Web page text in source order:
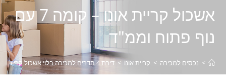
אשכול קריית אונו – קומה 7 עם
נוף פתוח וממ"ד
> נכסים למכירה > קריית אונו > דירת 4 חדרים למכירה בלוי אשכול קריית אונו – קומה 7 עם נוף פתוח וממ"ד